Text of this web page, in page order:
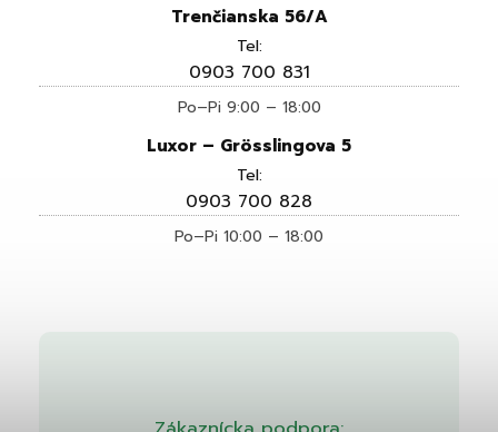
Trenčianska 56/A
Tel:
0903 700 831
Po–Pi 9:00 – 18:00
Luxor – Grösslingova 5
Tel:
0903 700 828
Po–Pi 10:00 – 18:00